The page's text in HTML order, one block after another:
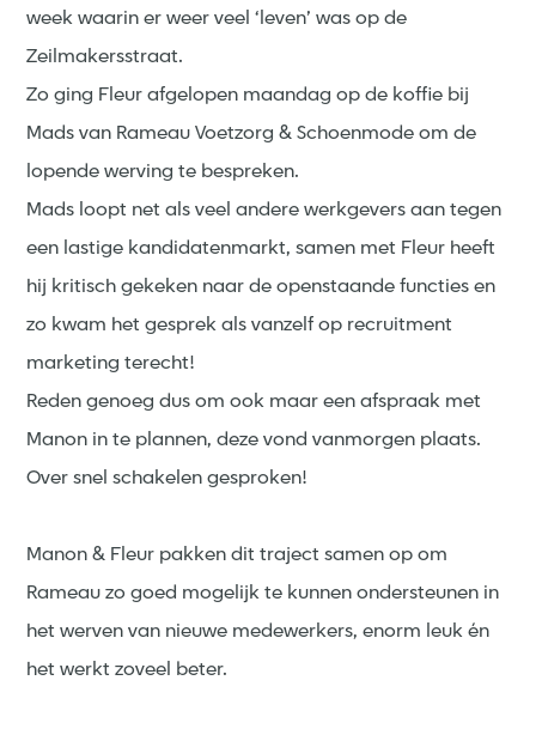
week waarin er weer veel ‘leven’ was op de
Zeilmakersstraat.
Zo ging Fleur afgelopen maandag op de koffie bij
Mads van Rameau Voetzorg & Schoenmode om de
lopende werving te bespreken.
Mads loopt net als veel andere werkgevers aan tegen
een lastige kandidatenmarkt, samen met Fleur heeft
hij kritisch gekeken naar de openstaande functies en
zo kwam het gesprek als vanzelf op recruitment
marketing terecht!
Reden genoeg dus om ook maar een afspraak met
Manon in te plannen, deze vond vanmorgen plaats.
Over snel schakelen gesproken!
Manon & Fleur pakken dit traject samen op om
Rameau zo goed mogelijk te kunnen ondersteunen in
het werven van nieuwe medewerkers, enorm leuk én
het werkt zoveel beter.